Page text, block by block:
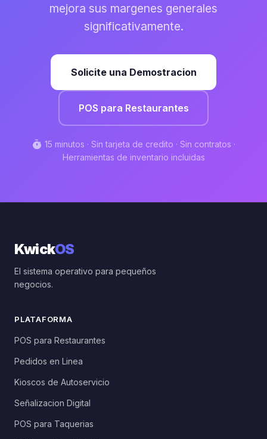
mejora sus margenes generales
significativamente.
Solicite una Demostracion
POS para Restaurantes
timer 15 minutos · Sin tarjeta de credito · Sin contratos ·
Herramientas de inventario incluidas
KwickOS
El sistema operativo para pequeños
negocios.
PLATAFORMA
POS para Restaurantes
Pedidos en Linea
Kioscos de Autoservicio
Señalizacion Digital
POS para Taquerias